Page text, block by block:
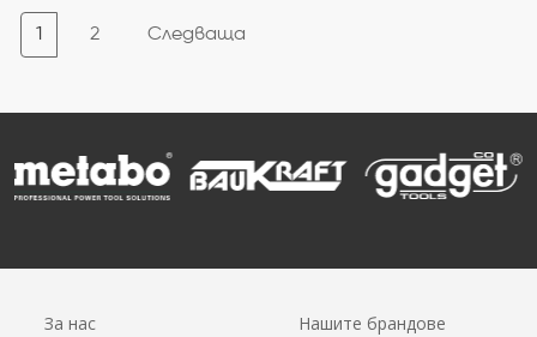
1 2 Следваща
За нас Нашите брандове